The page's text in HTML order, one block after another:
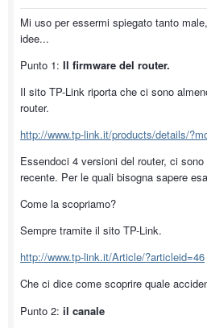
Mi uso per essermi spiegato tanto
idee...
Punto 1: Il firmware del router.
Il sito TP-Link riporta che ci sono
router.
http://www.tp-link.it/products/details/
Essendoci 4 versioni del router, ci
recente. Per le quali bisogna sapere
Come la scopriamo?
Sempre tramite il sito TP-Link.
http://www.tp-link.it/Article/?articleid=46
Che ci dice come scoprire quale
Punto 2: il canale